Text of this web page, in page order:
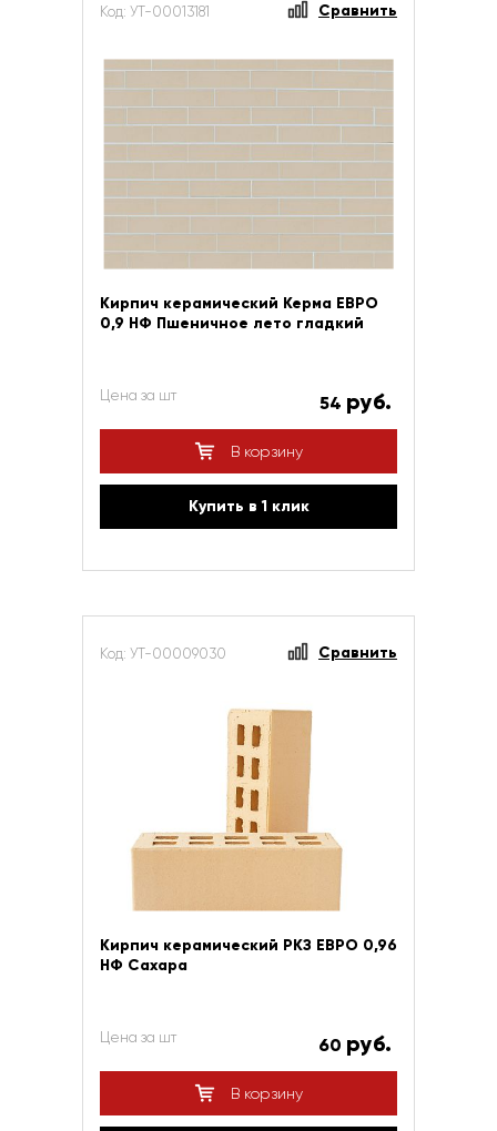
Код: УТ-00013181 Сравнить
Кирпич керамический Керма ЕВРО
0,9 НФ Пшеничное лето гладкий
Цена за шт 54 руб.
В корзину
Купить в 1 клик
Код: УТ-00009030 Сравнить
Кирпич керамический РКЗ ЕВРО 0,96
НФ Сахара
Цена за шт 60 руб.
В корзину